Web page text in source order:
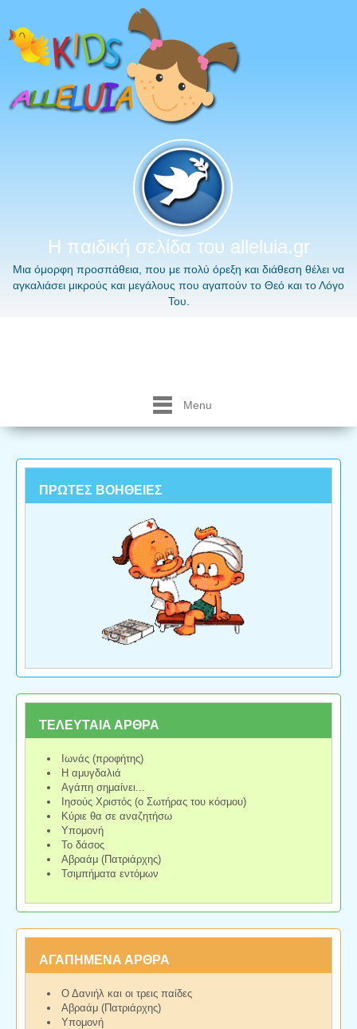
Η παιδική σελίδα του alleluia.gr
Μια όμορφη προσπάθεια, που με πολύ όρεξη και διάθεση θέλει να
αγκαλιάσει μικρούς και μεγάλους που αγαπούν το Θεό και το Λόγο
Του.
Menu
ΠΡΩΤΕΣ ΒΟΗΘΕΙΕΣ
ΤΕΛΕΥΤΑΙΑ ΑΡΘΡΑ
Ιωνάς (προφήτης)
Η αμυγδαλιά
Αγάπη σημαίνει...
Ιησούς Χριστός (ο Σωτήρας του κόσμου)
Κύριε θα σε αναζητήσω
Υπομονή
Το δάσος
Αβραάμ (Πατριάρχης)
Τσιμπήματα εντόμων
ΑΓΑΠΗΜΕΝΑ ΑΡΘΡΑ
Ο Δανιήλ και οι τρεις παίδες
Αβραάμ (Πατριάρχης)
Υπομονή